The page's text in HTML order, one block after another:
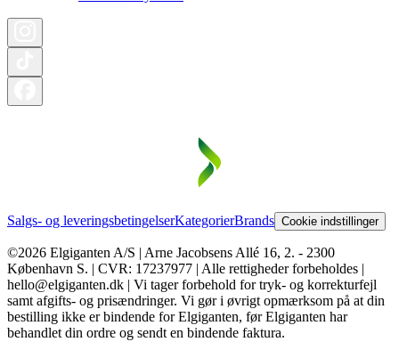
Salgs- og leveringsbetingelserKategorierBrands Cookie indstillinger
©2026 Elgiganten A/S | Arne Jacobsens Allé 16, 2. - 2300
København S. | CVR: 17237977 | Alle rettigheder forbeholdes |
hello@elgiganten.dk | Vi tager forbehold for tryk- og korrekturfejl
samt afgifts- og prisændringer. Vi gør i øvrigt opmærksom på at din
bestilling ikke er bindende for Elgiganten, før Elgiganten har
behandlet din ordre og sendt en bindende faktura.